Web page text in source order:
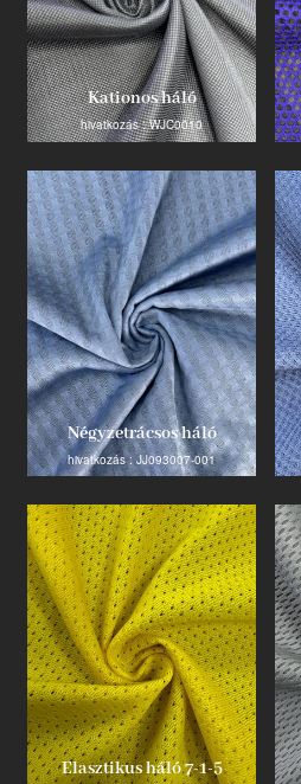
Kationos háló
hivatkozás : WJC0010
Négyzetrácsos háló
hivatkozás : JJ093007-001
Elasztikus háló 7-1-5